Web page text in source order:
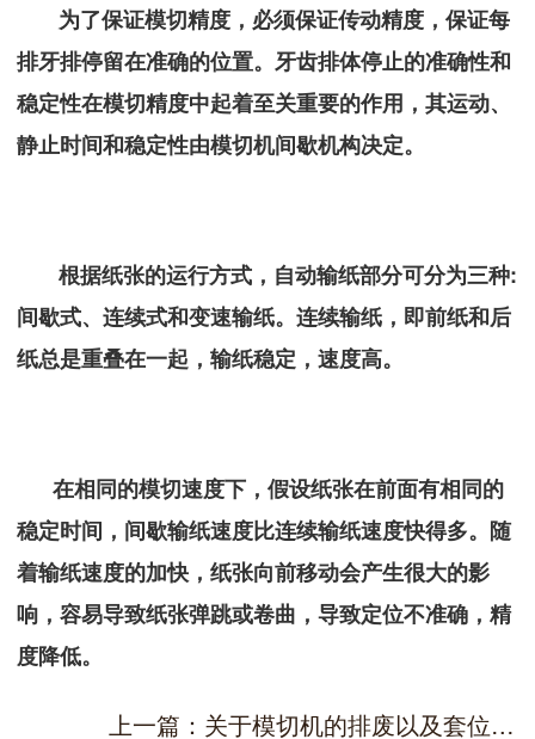
为了保证模切精度，必须保证传动精度，保证每
排牙排停留在准确的位置。牙齿排体停止的准确性和
稳定性在模切精度中起着至关重要的作用，其运动、
静止时间和稳定性由模切机间歇机构决定。
根据纸张的运行方式，自动输纸部分可分为三种:
间歇式、连续式和变速输纸。连续输纸，即前纸和后
纸总是重叠在一起，输纸稳定，速度高。
在相同的模切速度下，假设纸张在前面有相同的
稳定时间，间歇输纸速度比连续输纸速度快得多。随
着输纸速度的加快，纸张向前移动会产生很大的影
响，容易导致纸张弹跳或卷曲，导致定位不准确，精
度降低。
上一篇：关于模切机的排废以及套位功能分析